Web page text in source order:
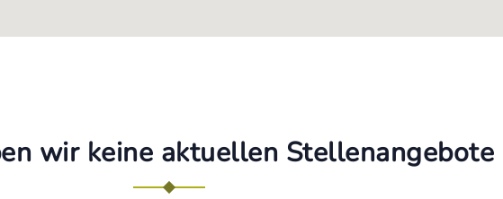
wir keine aktuellen Stellenangebote